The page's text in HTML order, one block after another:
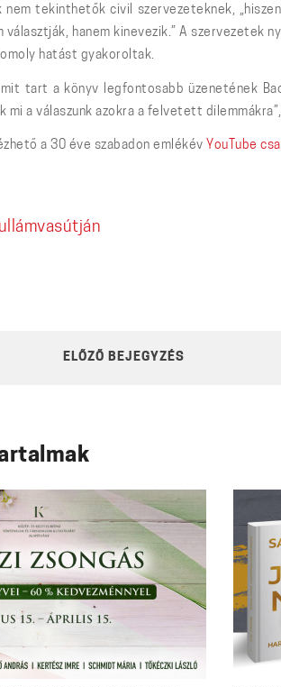
tekinthetők civil szervezeteknek,
választják, hanem kinevezik.” A
hatást gyakoroltak.
tart a könyv legfontosabb üzenetének
mi a válaszunk azokra a felvetett
a 30 éve szabadon emlékév YouTube
ELŐZŐ BEJEGYZÉS